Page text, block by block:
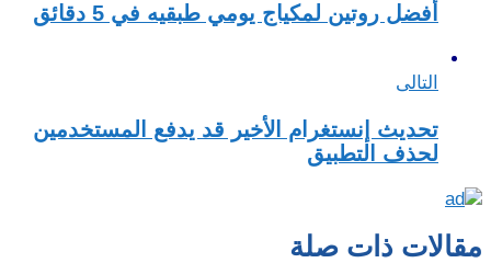
أفضل روتين لمكياج يومي طبقيه في 5 دقائق
التالى
تحديث إنستغرام الأخير قد يدفع المستخدمين
لحذف التطبيق
مقالات ذات صلة